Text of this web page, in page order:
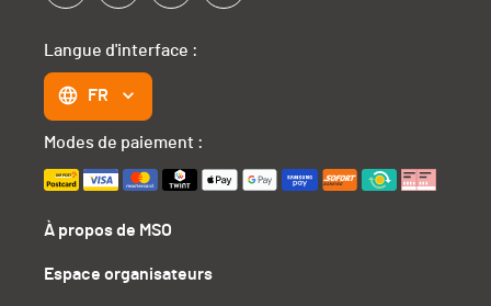
À propos de MSO
Espace organisateurs
Langue d'interface :
FR
Modes de paiement :